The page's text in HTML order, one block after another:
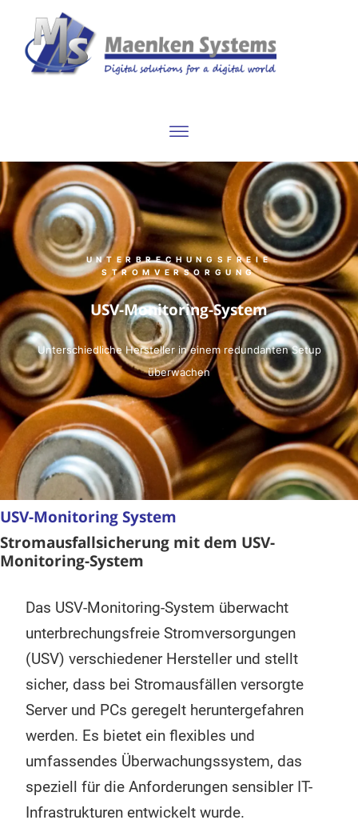
UNTERBRECHUNGSFREIE
STROMVERSORGUNG
USV-Monitoring-System
Unterschiedliche Hersteller in einem redundanten Setup
überwachen
USV-Monitoring System
Stromausfallsicherung mitdem USV-
Monitoring-System
Das USV-Monitoring-System überwacht
unterbrechungsfreie Stromversorgungen
(USV) verschiedener Hersteller und stellt
sicher, dass bei Stromausfällen versorgte
Server und PCs geregelt heruntergefahren
werden. Es bietet ein flexibles und
umfassendes Überwachungssystem, das
speziell für die Anforderungen sensibler IT-
Infrastrukturen entwickelt wurde.